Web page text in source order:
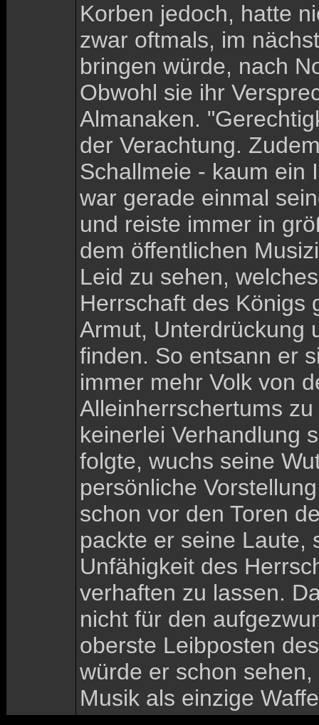
Korben jedoch, hatte
zwar oftmals, im
bringen würde, nach
Obwohl sie ihr
Almanaken.
der Verachtung.
Schallmeie - kaum ein
war gerade einmal
und reiste immer in
dem öffentlichen
Leid zu sehen,
Herrschaft des Königs
Armut, Unterdrückung
finden. So entsann er
immer mehr Volk von
Alleinherrschertums
keinerlei Verhandlung
folgte, wuchs seine
persönliche
schon vor den Toren
packte er seine Laute,
Unfähigkeit des
verhaften zu lassen.
nicht für den
oberste Leibposten
würde er schon
Musik als einzige